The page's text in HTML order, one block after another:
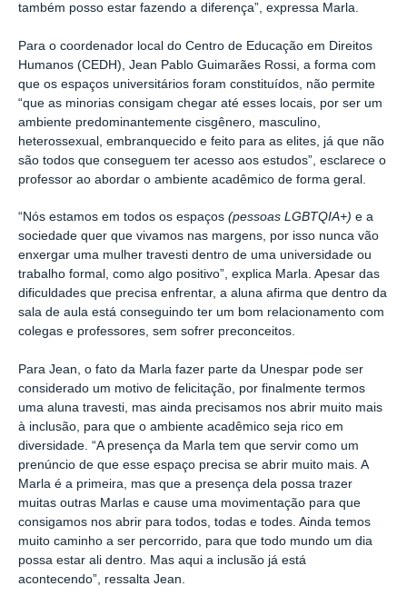
também posso estar fazendo a diferença”, expressa Marla.
Para o coordenador local do Centro de Educação em Direitos
Humanos (CEDH), Jean Pablo Guimarães Rossi, a forma com
que os espaços universitários foram constituídos, não permite
“que as minorias consigam chegar até esses locais, por ser um
ambiente predominantemente cisgênero, masculino,
heterossexual, embranquecido e feito para as elites, já que não
são todos que conseguem ter acesso aos estudos”, esclarece o
professor ao abordar o ambiente acadêmico de forma geral.
“Nós estamos em todos os espaços (pessoas LGBTQIA+) e a
sociedade quer que vivamos nas margens, por isso nunca vão
enxergar uma mulher travesti dentro de uma universidade ou
trabalho formal, como algo positivo”, explica Marla. Apesar das
dificuldades que precisa enfrentar, a aluna afirma que dentro da
sala de aula está conseguindo ter um bom relacionamento com
colegas e professores, sem sofrer preconceitos.
Para Jean, o fato da Marla fazer parte da Unespar pode ser
considerado um motivo de felicitação, por finalmente termos
uma aluna travesti, mas ainda precisamos nos abrir muito mais
à inclusão, para que o ambiente acadêmico seja rico em
diversidade. “A presença da Marla tem que servir como um
prenúncio de que esse espaço precisa se abrir muito mais. A
Marla é a primeira, mas que a presença dela possa trazer
muitas outras Marlas e cause uma movimentação para que
consigamos nos abrir para todos, todas e todes. Ainda temos
muito caminho a ser percorrido, para que todo mundo um dia
possa estar ali dentro. Mas aqui a inclusão já está
acontecendo”, ressalta Jean.